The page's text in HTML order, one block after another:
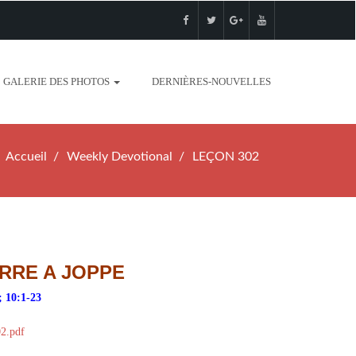
GALERIE DES PHOTOS DERNIÈRES-NOUVELLES
Accueil Weekly Devotional LEÇON 302
A JOPPE
10:1-23